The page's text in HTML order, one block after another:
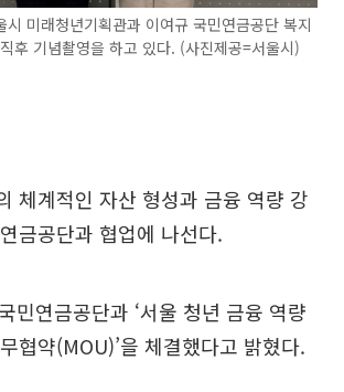
미래청년기획관과 이여규 국민연금공단 복지
후 기념촬영을 하고 있다. (사진제공=서울시)
체계적인 자산 형성과 금융 역량 강
금공단과 협업에 나선다.
민연금공단과 ‘서울 청년 금융 역량
협약(MOU)’을 체결했다고 밝혔다.